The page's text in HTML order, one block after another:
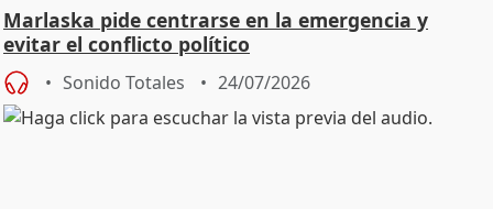
Marlaska pide centrarse en la emergencia y
evitar el conflicto político
Sonido Totales 24/07/2026